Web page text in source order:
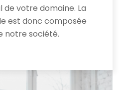
de votre domaine. La
est donc composée
notre société.